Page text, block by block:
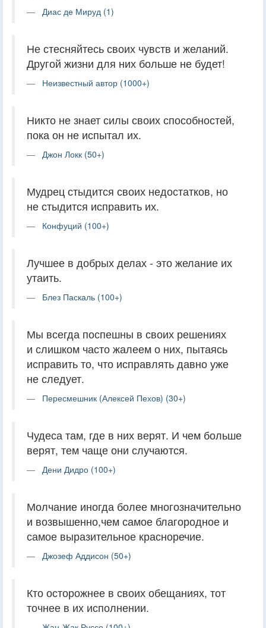
Диас де Мируд (1)
Не стесняйтесь своих чувств и желаний.
Другой жизни для них больше не будет!
Неизвестный автор (1000+)
Никто не знает силы своих способностей,
пока он не испытал их.
Джон Локк (50+)
Мудрец стыдится своих недостатков, но
не стыдится исправить их.
Конфуций (100+)
Лучшее в добрых делах - это желание их
утаить.
Блез Паскаль (100+)
Мы всегда поспешны в своих решениях
и слишком часто жалеем о них, пытаясь
исправить то, что исправлять давно уже
не следует.
Пересмешник (Алексей Пехов) (30+)
Чудеса там, где в них верят. И чем больше
верят, тем чаще они случаются.
Дени Дидро (100+)
Молчание иногда более многозначительно
и возвышенно,чем самое благородное и
самое выразительное красноречие.
Джозеф Аддисон (50+)
Кто осторожнее в своих обещаниях, тот
точнее в их исполнении.